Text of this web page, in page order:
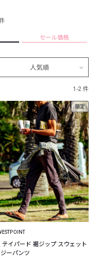
セール価格
人気順
1-2 件
限定
テイパード 裾ジップ スウェット
ーパンツ